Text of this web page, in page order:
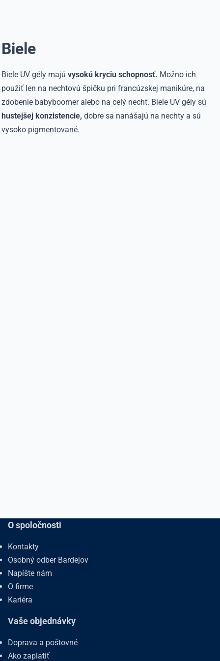
Biele
Biele UV gély majúvysokú kryciu schopnosť. Možno ich
použiť len na nechtovú špičku pri francúzskej manikúre, na
zdobenie babyboomer alebo na celý necht. Biele UV gély sú
hustejšej konzistencie, dobre sa nanášajú na nechty a sú
vysoko pigmentované.
O spoločnosti
Kontakty
Osobný odber Bardejov
Napíšte nám
O firme
Kariéra
Vaše objednávky
Doprava a poštovné
Ako zaplatiť